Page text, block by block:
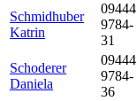
Schmidhuber
Katrin
09444
9784-
31
Schoderer
Daniela
09444
9784-
36